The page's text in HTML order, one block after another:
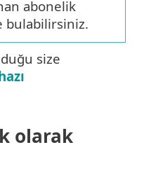
abonelik
bulabilirsiniz.
size
olarak